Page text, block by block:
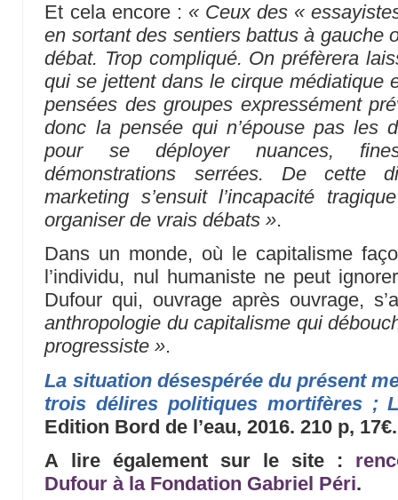
Et cela encore : « Ceux des «
en sortant des sentiers battus à gauche
débat. Trop compliqué. On préfèrera
qui se jettent dans le cirque médiatique
pensées des groupes expressément
donc la pensée qui n’épouse pas les
pour se déployer nuances,
démonstrations serrées. De cette
marketing s’ensuit l’incapacité
organiser de vrais débats ».
Dans un monde, où le capitalisme
l’individu, nul humaniste ne peut
Dufour qui, ouvrage après ouvrage,
anthropologie du capitalisme qui
progressiste ».
La situation désespérée du présent
trois délires politiques mortifères ;
Edition Bord de l’eau, 2016. 210 p, 17€.
A lire également sur le site :
Dufour à la Fondation Gabriel Péri.